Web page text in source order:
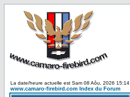
La date/heure actuelle est Sam 08 Aôu, 2026 15:14
www.camaro-firebird.com Index du Forum